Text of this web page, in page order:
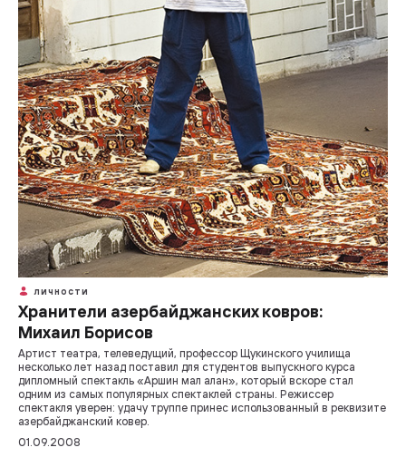
ЛИЧНОСТИ
Хранители азербайджанских ковров:
Михаил Борисов
Артист театра, телеведущий, профессор Щукинского училища
несколько лет назад поставил для студентов выпускного курса
дипломный спектакль «Аршин мал алан», который вскоре стал
одним из самых популярных спектаклей страны. Режиссер
спектакля уверен: удачу труппе принес использованный в реквизите
азербайджанский ковер.
01.09.2008